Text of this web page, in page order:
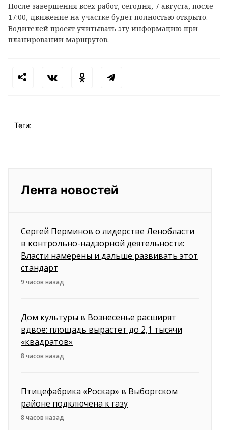
После завершения всех работ, сегодня, 7 августа, после
17:00, движение на участке будет полностью открыто.
Водителей просят учитывать эту информацию при
планировании маршрутов.
Теги:
Лента новостей
Сергей Перминов о лидерстве Ленобласти
в контрольно-надзорной деятельности:
Власти намерены и дальше развивать этот
стандарт
9 часов назад
Дом культуры в Вознесенье расширят
вдвое: площадь вырастет до 2,1 тысячи
«квадратов»
8 часов назад
Птицефабрика «Роскар» в Выборгском
районе подключена к газу
8 часов назад